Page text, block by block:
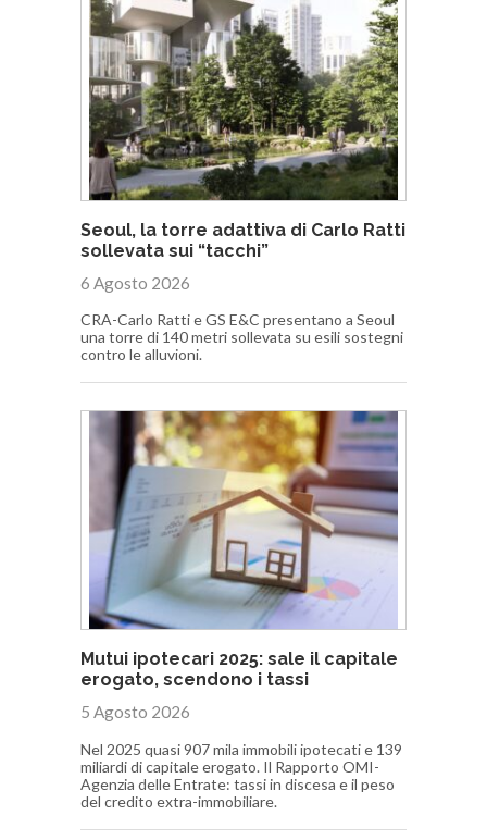
Seoul, la torre adattiva di Carlo Ratti
sollevata sui “tacchi”
6 Agosto 2026
CRA-Carlo Ratti e GS E&C presentano a Seoul
una torre di 140 metri sollevata su esili sostegni
contro le alluvioni.
Mutui ipotecari 2025: sale il capitale
erogato, scendono i tassi
5 Agosto 2026
Nel 2025 quasi 907 mila immobili ipotecati e 139
miliardi di capitale erogato. Il Rapporto OMI-
Agenzia delle Entrate: tassi in discesa e il peso
del credito extra-immobiliare.